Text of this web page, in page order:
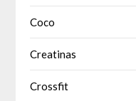
Coco
Creatinas
Crossfit